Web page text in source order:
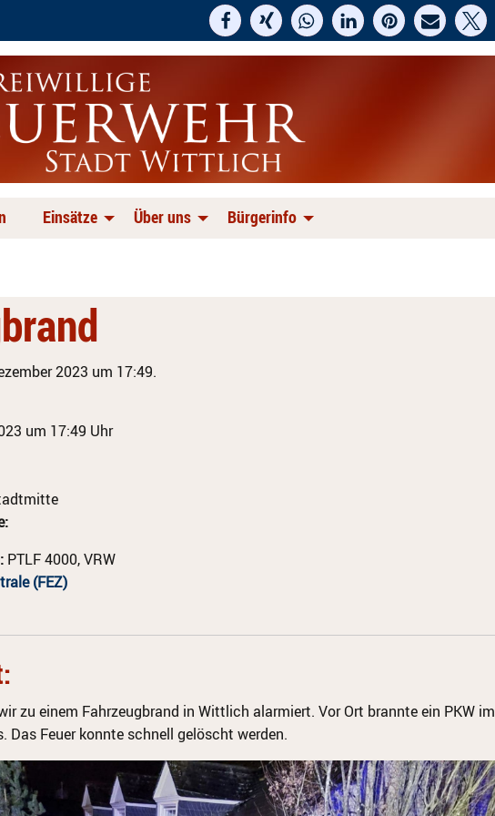
Einsätze Über uns Bürgerinfo
2023 um 17:49.
um 17:49 Uhr
: PTLF 4000, VRW
(FEZ)
zu einem Fahrzeugbrand in Wittlich alarmiert. Vor Ort brannte ein PKW im
Das Feuer konnte schnell gelöscht werden.